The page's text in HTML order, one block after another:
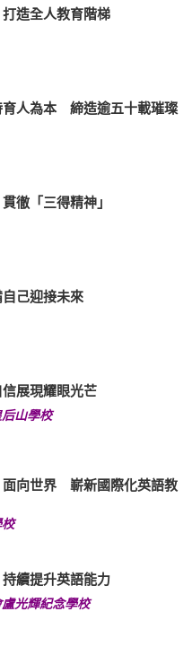
造全人教育階梯
人為本 締造逾五十載璀璨
「三得精神」
己迎接未來
展現耀眼光芒
山學校
面向世界 嶄新國際化英語教
續提升英語能力
光輝紀念學校